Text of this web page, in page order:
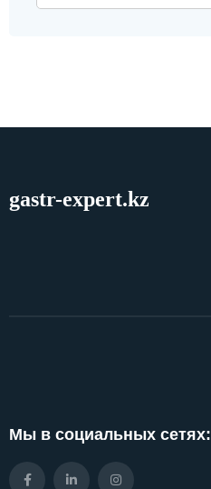
gastr-expert.kz
Мы в социальных сетях: